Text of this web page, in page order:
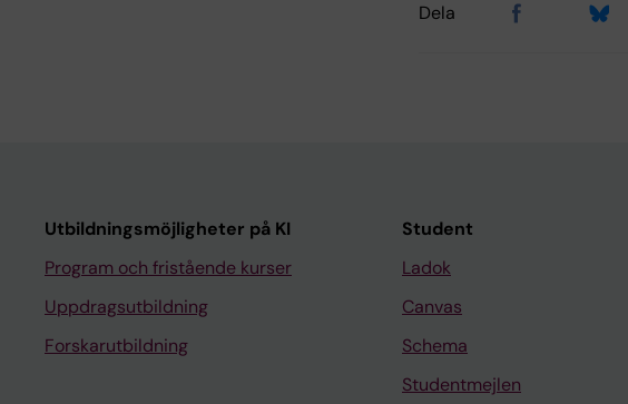
Dela
Utbildningsmöjligheter på KI
Program och fristående kurser
Uppdragsutbildning
Forskarutbildning
Student
Ladok
Canvas
Schema
Studentmejlen